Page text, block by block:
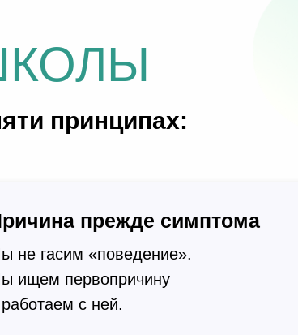
не гасим «поведение».
ищем первопричину
с ней.
прежде симптома
принципах: